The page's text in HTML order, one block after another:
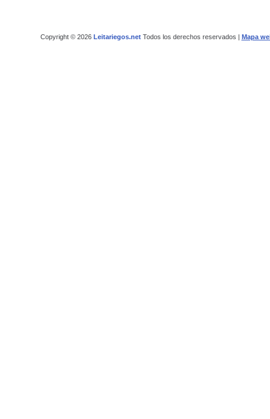
Copyright © 2026 Leitariegos.netTodos los derechos reservados | Mapa